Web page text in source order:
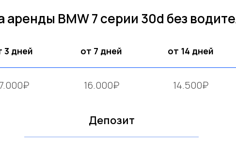
аренды BMW 7 серии 30d без
3 дней от 7 дней от 14 дней
16.000₽ 14.500₽
Депозит